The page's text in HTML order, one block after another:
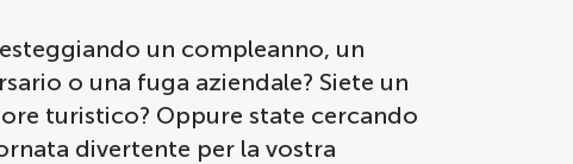
un compleanno, un
o una fuga aziendale? Siete un
turistico? Oppure state cercando
divertente per la vostra